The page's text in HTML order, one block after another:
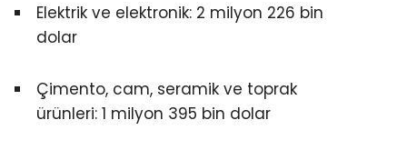
Elektrik ve elektronik: 2 milyon 226 bin
dolar
Çimento, cam, seramik ve toprak
ürünleri: 1 milyon 395 bin dolar